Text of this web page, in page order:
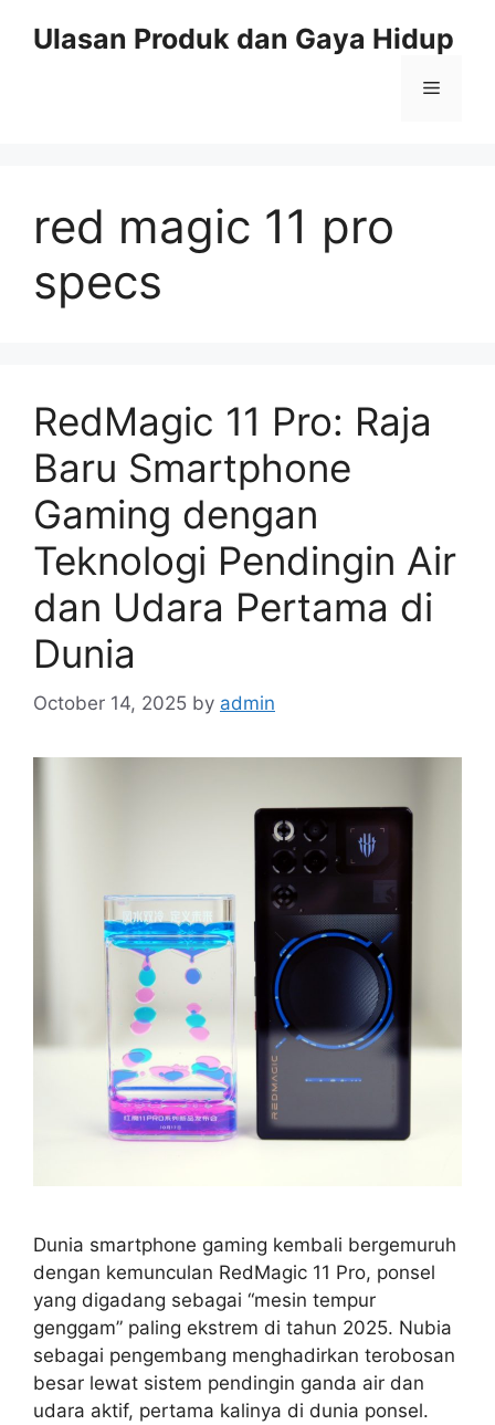
Ulasan Produk dan Gaya Hidup
Menu
red magic 11 pro
specs
RedMagic 11 Pro: Raja
Baru Smartphone
Gaming dengan
Teknologi Pendingin Air
dan Udara Pertama di
Dunia
October 14, 2025 by admin
Dunia smartphone gaming kembali bergemuruh
dengan kemunculan RedMagic 11 Pro, ponsel
yang digadang sebagai “mesin tempur
genggam” paling ekstrem di tahun 2025. Nubia
sebagai pengembang menghadirkan terobosan
besar lewat sistem pendingin ganda air dan
udara aktif, pertama kalinya di dunia ponsel.